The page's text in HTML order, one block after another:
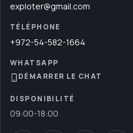
exploter@gmail.com
TÉLÉPHONE
+972-54-582-1664
WHATSAPP
DÉMARRER LE CHAT
DISPONIBILITÉ
09:00-18:00